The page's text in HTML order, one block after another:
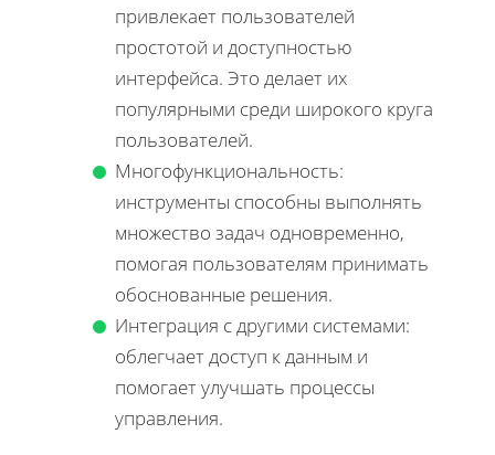
привлекает пользователей
простотой и доступностью
интерфейса. Это делает их
популярными среди широкого круга
пользователей.
Многофункциональность:
инструменты способны выполнять
множество задач одновременно,
помогая пользователям принимать
обоснованные решения.
Интеграция с другими системами:
облегчает доступ к данным и
помогает улучшать процессы
управления.